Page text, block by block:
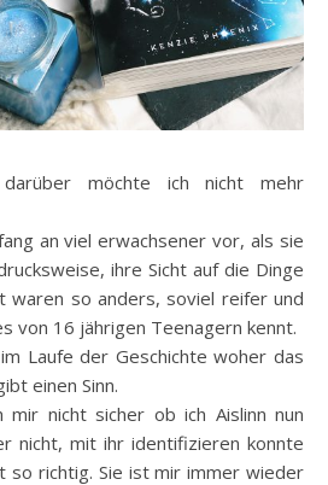
darüber möchte ich nicht mehr
an viel erwachsener vor, als sie
ihre Sicht auf die Dinge
waren so anders, soviel reifer und
von 16 jährigen Teenagern kennt.
Laufe der Geschichte woher das
einen Sinn.
mir nicht sicher ob ich Aislinn nun
nicht, mit ihr identifizieren konnte
so richtig. Sie ist mir immer wieder